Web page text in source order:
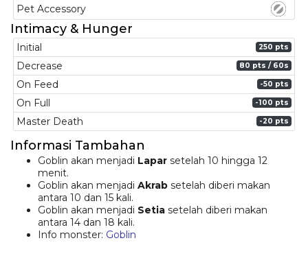
Pet Accessory
Intimacy & Hunger
Initial 250 pts
Decrease 80 pts / 60s
On Feed -50 pts
On Full -100 pts
Master Death -20 pts
Informasi Tambahan
Goblin akan menjadi Lapar setelah 10 hingga 12
menit.
Goblin akan menjadi Akrab setelah diberi makan
antara 10 dan 15 kali.
Goblin akan menjadi Setia setelah diberi makan
antara 14 dan 18 kali.
Info monster: Goblin